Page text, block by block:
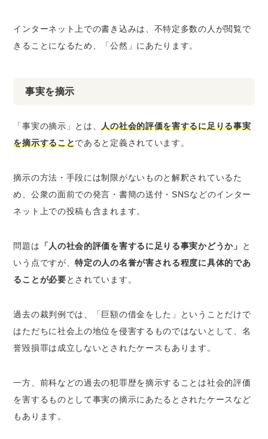
インターネット上での書き込みは、不特定多数の人が閲覧で
きることになるため、「公然」にあたります。
事実を摘示
「事実の摘示」とは、人の社会的評価を害するに足りる事実
を摘示することであると定義されています。
摘示の方法・手段には制限がないものと解釈されているた
め、公衆の面前での発言・書簡の送付・SNSなどのインター
ネット上での投稿も含まれます。
問題は 「人の社会的評価を害するに足りる事実かどうか」
と
いう点ですが、特定の人の名誉が害される程度に具体的であ
ることが必要とされています。
過去の裁判例では、「巨額の借金をした」ということだけで
はただちに社会上の地位を侵害するものではないとして、名
誉毀損罪は成立しないとされたケースもあります。
一方、前科などの過去の犯罪歴を摘示することは社会的評価
を害するものとして事実の摘示にあたるとされたケースなど
もあります。